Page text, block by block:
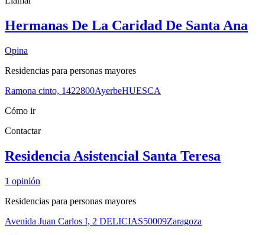
Hermanas De La Caridad De Santa Ana
Opina
Residencias para personas mayores
Ramona cinto, 1422800AyerbeHUESCA
Cómo ir
Contactar
Residencia Asistencial Santa Teresa
1 opinión
Residencias para personas mayores
Avenida Juan Carlos I, 2 DELICIAS50009Zaragoza